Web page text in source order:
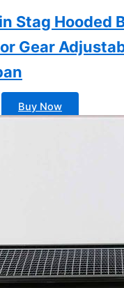
Stag Hooded
Gear
Buy Now